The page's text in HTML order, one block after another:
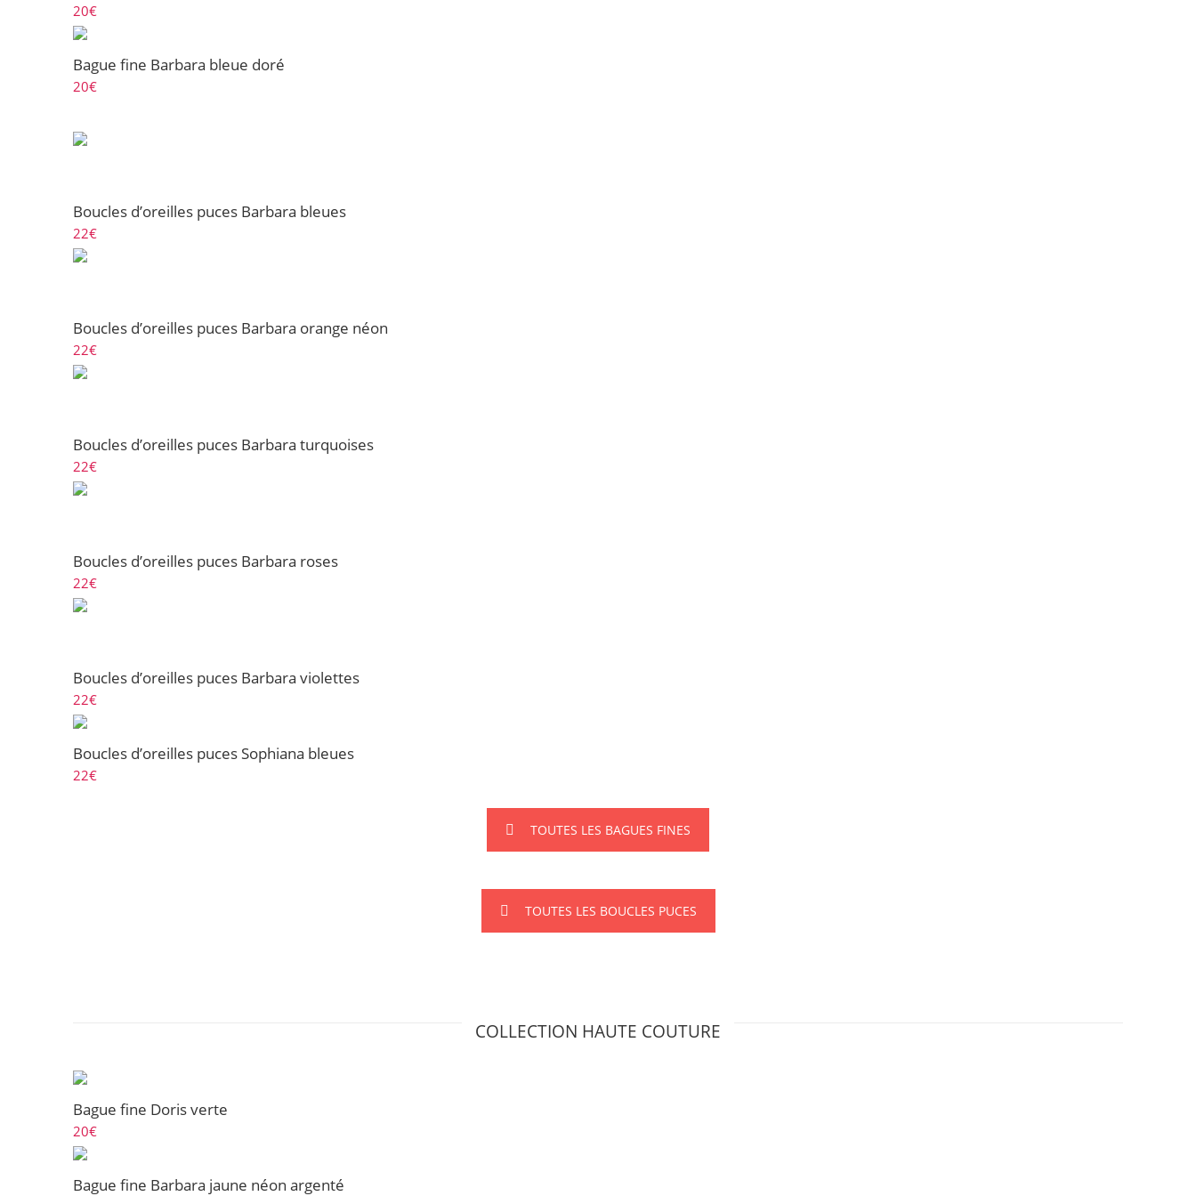
20€
Bague fine Barbara bleue doré
20€
Boucles d’oreilles puces Barbara bleues
22€
Boucles d’oreilles puces Barbara orange néon
22€
Boucles d’oreilles puces Barbara turquoises
22€
Boucles d’oreilles puces Barbara roses
22€
Boucles d’oreilles puces Barbara violettes
22€
Boucles d’oreilles puces Sophiana bleues
22€
TOUTES LES BAGUES FINES
TOUTES LES BOUCLES PUCES
COLLECTION HAUTE COUTURE
Bague fine Doris verte
20€
Bague fine Barbara jaune néon argenté